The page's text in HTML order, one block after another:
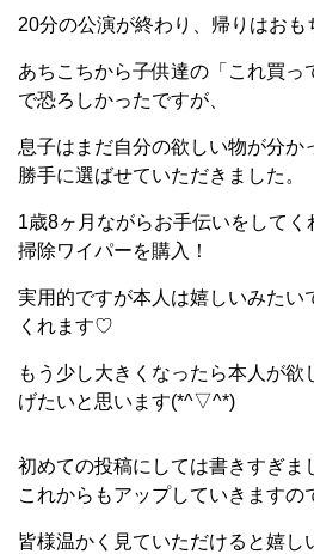
20分の公演が終わり、帰りはおも
あちこちから子供達の「これ買っ
で恐ろしかったですが、
息子はまだ自分の欲しい物が分か
勝手に選ばせていただきました。
1歳8ヶ月ながらお手伝いをして
掃除ワイパーを購入！
実用的ですが本人は嬉しいみたい
くれます♡
もう少し大きくなったら本人が欲
げたいと思います(*^▽^*)
初めての投稿にしては書きすぎま
これからもアップしていきますの
皆様温かく見ていただけると嬉し